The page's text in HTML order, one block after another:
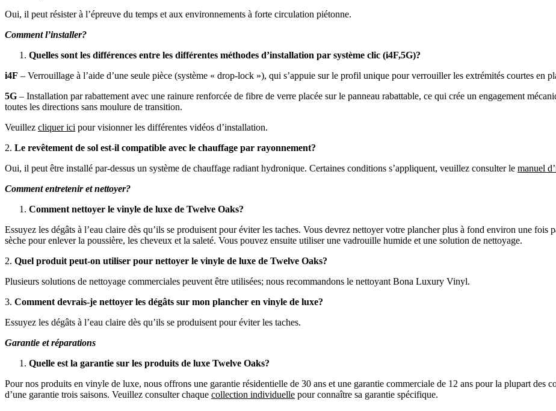
Oui, il peut résister à l’épreuve du temps et aux environnements à forte circulation piétonne.
Comment l’installer?
Quelles sont les différences entre les différentes méthodes d’installation par système clic (i4F,5G)?
i4F – Verrouillage à l’aide d’une seule pièce (système « drop-lock »), qui s’appuie sur le profil unique pour verrouiller les extrémités courtes en
5G – Installation par rabattement avec une rainure renforcée de fibre de verre placée sur le panneau rabattable, ce qui crée un engagement
toutes les directions sans moulure de transition.
Veuillez cliquer ici pour visionner les différentes vidéos d’installation.
2. Le revêtement de sol est-il compatible avec le chauffage par rayonnement?
Oui, il peut être installé par-dessus un système de chauffage radiant hydronique. Certaines conditions s’appliquent, veuillez consulter le manuel
Comment entretenir et nettoyer?
Comment nettoyer le vinyle de luxe de Twelve Oaks?
Essuyez les dégâts à l’eau claire dès qu’ils se produisent pour éviter les taches. Vous devrez nettoyer votre plancher plus à fond environ une fois
sèche pour enlever la poussière, les cheveux et la saleté. Vous pouvez ensuite utiliser une vadrouille humide et une solution de nettoyage.
2. Quel produit peut-on utiliser pour nettoyer le vinyle de luxe de Twelve Oaks?
Plusieurs solutions de nettoyage commerciales peuvent être utilisées; nous recommandons le nettoyant Bona Luxury Vinyl.
3. Comment devrais-je nettoyer les dégâts sur mon plancher en vinyle de luxe?
Essuyez les dégâts à l’eau claire dès qu’ils se produisent pour éviter les taches.
Garantie et réparations
Quelle est la garantie sur les produits de luxe Twelve Oaks?
Pour nos produits en vinyle de luxe, nous offrons une garantie résidentielle de 30 ans et une garantie commerciale de 12 ans pour la plupart des
d’une garantie trois saisons. Veuillez consulter chaque collection individuelle pour connaître sa garantie spécifique.